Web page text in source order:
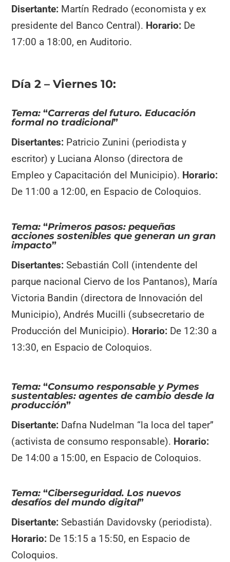
Disertante: Martín Redrado (economista y ex
presidente del Banco Central). Horario: De
17:00 a 18:00, en Auditorio.
Día 2 – Viernes 10:
Tema:“Carreras del futuro. Educación
formal no tradicional”
Disertantes: Patricio Zunini (periodista y
escritor) y Luciana Alonso (directora de
Empleo y Capacitación del Municipio). Horario:
De 11:00 a 12:00, en Espacio de Coloquios.
Tema:“Primeros pasos: pequeñas
acciones sostenibles que generan un gran
impacto”
Disertantes: Sebastián Coll (intendente del
parque nacional Ciervo de los Pantanos), María
Victoria Bandin (directora de Innovación del
Municipio), Andrés Mucilli (subsecretario de
Producción del Municipio). Horario: De 12:30 a
13:30, en Espacio de Coloquios.
Tema:“Consumo responsable y Pymes
sustentables: agentes de cambio desde la
producción”
Disertante: Dafna Nudelman “la loca del taper”
(activista de consumo responsable). Horario:
De 14:00 a 15:00, en Espacio de Coloquios.
Tema:“Ciberseguridad. Los nuevos
desafíos del mundo digital”
Disertante:Sebastián Davidovsky (periodista).
Horario: De 15:15 a 15:50, en Espacio de
Coloquios.